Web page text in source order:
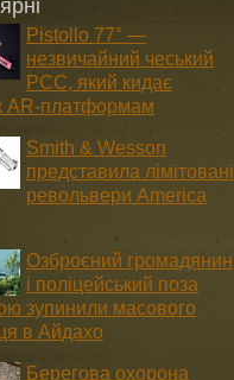
Pistollo 77° —
незвичайний чеський
PCC, який кидає
AR-платформам
Smith & Wesson
представила лімітовані
револьвери America
Озброєний громадянин
і поліцейський поза
зупинили масового
в Айдахо
Берегова охорона